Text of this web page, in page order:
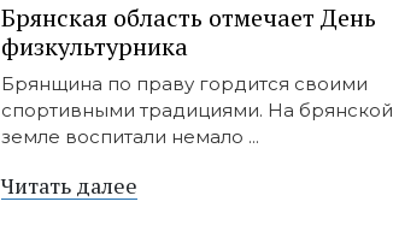
Брянская область отмечает День
физкультурника
Брянщина по праву гордится своими
спортивными традициями. На брянской
земле воспитали немало ...
Читать далее